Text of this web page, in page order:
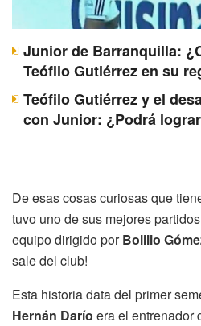
Junior de Barranquilla:
Teófilo Gutiérrez en su
Teófilo Gutiérrez y el
con Junior: ¿Podrá
De esas cosas curiosas que
tuvo uno de sus mejores
equipo dirigido porBolillo
sale del club!
Esta historia data del primer
Hernán Darío era el entrenador